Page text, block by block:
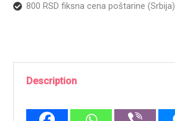
800 RSD fiksna cena poštarine (Srbija)
Description